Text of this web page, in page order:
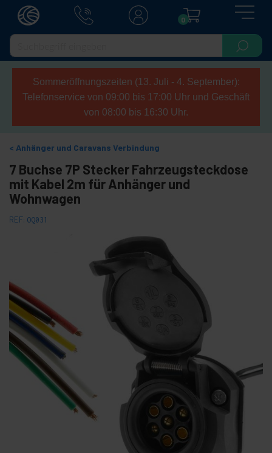
0
Sommeröffnungszeiten (13. Juli - 4. September):
Telefonservice von 09:00 bis 17:00 Uhr und Geschäft
von 08:00 bis 16:30 Uhr.
Anhänger und Caravans Verbindung
7 Buchse 7P Stecker Fahrzeugsteckdose
mit Kabel 2m für Anhänger und
Wohnwagen
REF: OQ031